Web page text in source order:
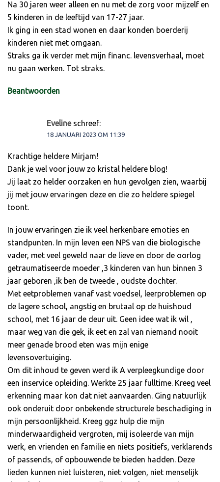
Na 30 jaren weer alleen en nu met de zorg voor mijzelf en
5 kinderen in de leeftijd van 17-27 jaar.
Ik ging in een stad wonen en daar konden boerderij
kinderen niet met omgaan.
Straks ga ik verder met mijn financ. levensverhaal, moet
nu gaan werken. Tot straks.
Beantwoorden
Eveline schreef:
18 JANUARI 2023 OM 11:39
Krachtige heldere Mirjam!
Dank je wel voor jouw zo kristal heldere blog!
Jij laat zo helder oorzaken en hun gevolgen zien, waarbij
jij met jouw ervaringen deze en die zo heldere spiegel
toont.
In jouw ervaringen zie ik veel herkenbare emoties en
standpunten. In mijn leven een NPS van die biologische
vader, met veel geweld naar de lieve en door de oorlog
getraumatiseerde moeder ,3 kinderen van hun binnen 3
jaar geboren ,ik ben de tweede , oudste dochter.
Met eetproblemen vanaf vast voedsel, leerproblemen op
de lagere school, angstig en brutaal op de huishoud
school, met 16 jaar de deur uit. Geen idee wat ik wil ,
maar weg van die gek, ik eet en zal van niemand nooit
meer genade brood eten was mijn enige
levensovertuiging.
Om dit inhoud te geven werd ik A verpleegkundige door
een inservice opleiding. Werkte 25 jaar fulltime. Kreeg veel
erkenning maar kon dat niet aanvaarden. Ging natuurlijk
ook onderuit door onbekende structurele beschadiging in
mijn persoonlijkheid. Kreeg ggz hulp die mijn
minderwaardigheid vergroten, mij isoleerde van mijn
werk, en vrienden en familie en niets positiefs, verklarends
of passends, of opbouwende te bieden hadden. Deze
lieden kunnen niet luisteren, niet volgen, niet menselijk